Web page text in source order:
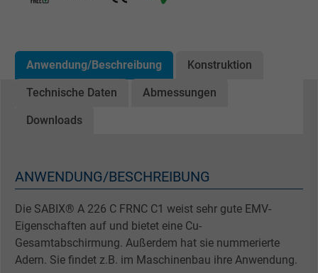
Anwendung/Beschreibung Konstruktion
Technische Daten Abmessungen
Downloads
ANWENDUNG/BESCHREIBUNG
Die SABIX® A 226 C FRNC C1 weist sehr gute EMV-
Eigenschaften auf und bietet eine Cu-
Gesamtabschirmung. Außerdem hat sie nummerierte
Adern. Sie findet z.B. im Maschinenbau ihre Anwendung.